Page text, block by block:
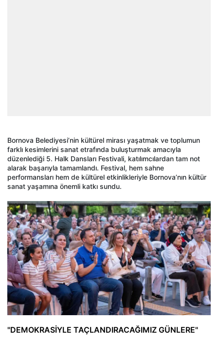
Bornova Belediyesi’nin kültürel mirası yaşatmak ve toplumun
farklı kesimlerini sanat etrafında buluşturmak amacıyla
düzenlediği 5. Halk Dansları Festivali, katılımcılardan tam not
alarak başarıyla tamamlandı. Festival, hem sahne
performansları hem de kültürel etkinlikleriyle Bornova’nın kültür
sanat yaşamına önemli katkı sundu.
"DEMOKRASİYLE TAÇLANDIRACAĞIMIZ GÜNLERE"